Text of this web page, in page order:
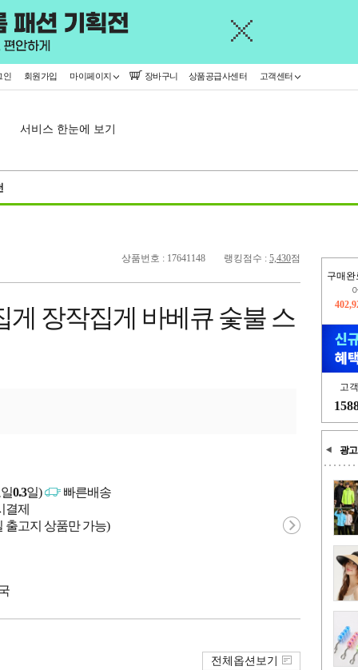
인 회원가입 마이페이지 장바구니 상품공급사센터 고객센터
서비스 한눈에 보기
구매완
오
고
광고
상품번호 : 17641148 랭킹점수 : 5,430점
게 장작집게 바베큐 숯불 스
0.3일)
빠른배송
결제
출고지 상품만 가능)
전체옵션보기